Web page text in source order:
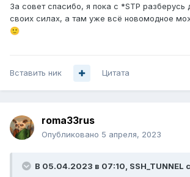
За совет спасибо, я пока с *STP разберусь
своих силах, а там уже всё новомодное
🙂
Вставить ник Цитата
roma33rus
Опубликовано 5 апреля, 2023
В 05.04.2023 в 07:10, SSH_TUNNEL